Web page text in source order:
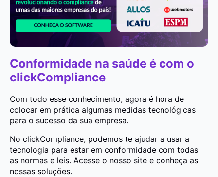
Conformidade na saúde é com o
clickCompliance
Com todo esse conhecimento, agora é hora de
colocar em prática algumas medidas tecnológicas
para o sucesso da sua empresa.
No clickCompliance, podemos te ajudar a usar a
tecnologia para estar em conformidade com todas
as normas e leis. Acesse o nosso site e conheça as
nossas soluções.